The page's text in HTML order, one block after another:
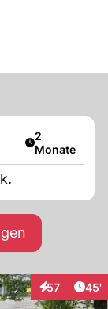
Artikel
2
Monate
57
Interaktionen
45'